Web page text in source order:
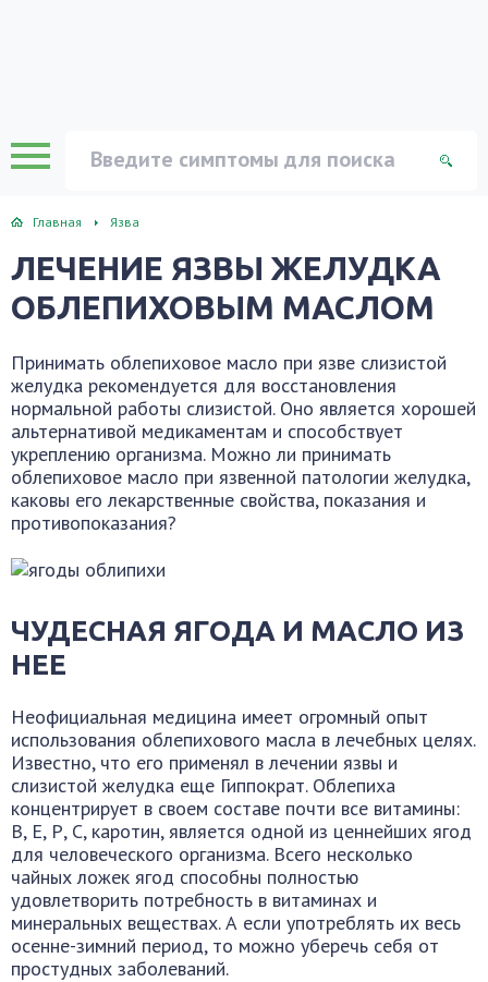
Главная Язва
ЛЕЧЕНИЕ ЯЗВЫ ЖЕЛУДКА
ОБЛЕПИХОВЫМ МАСЛОМ
Принимать облепиховое масло при язве слизистой
желудка рекомендуется для восстановления
нормальной работы слизистой. Оно является хорошей
альтернативой медикаментам и способствует
укреплению организма. Можно ли принимать
облепиховое масло при язвенной патологии желудка,
каковы его лекарственные свойства, показания и
противопоказания?
ЧУДЕСНАЯ ЯГОДА И МАСЛО ИЗ
НЕЕ
Неофициальная медицина имеет огромный опыт
использования облепихового масла в лечебных целях.
Известно, что его применял в лечении язвы и
слизистой желудка еще Гиппократ. Облепиха
концентрирует в своем составе почти все витамины:
В, Е, Р, С, каротин, является одной из ценнейших ягод
для человеческого организма. Всего несколько
чайных ложек ягод способны полностью
удовлетворить потребность в витаминах и
минеральных веществах. А если употреблять их весь
осенне-зимний период, то можно уберечь себя от
простудных заболеваний.